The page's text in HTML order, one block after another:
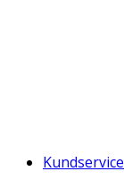
Kundservice